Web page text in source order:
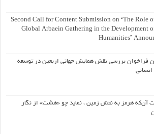
Second Call for Content Submission on “The Role
Global Arbaein Gathering in the Development
Humanities”
فراخوان بررسی نقش همایش جهانی اربعین در توسعه
انسانی
آن‌که هرمز به نقش زمین ، نماید چو «هشت» از نگار